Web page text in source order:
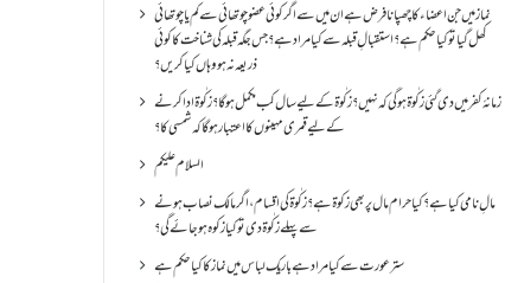
نماز میں جن اعضاء کا چھپانا فرض ہے ان میں سے اگر کوئی عضو چوتھائی سے کم یا چوتھائی
کھل گیا تو کیا حکم ہے؟استقبالِ قبلہ سے کیا مراد ہے؟جس جگہ قبلہ کی شناخت کا کوئی
ذریعہ نہ ہو وہاں کیا کریں؟
زمانۂ کفر میں دی گئی زکٰوۃ ہو گی کہ نہیں؟زکٰوۃ کے لیے سال کب مکمل ہو گا؟زکٰوۃ ادا کرنے
کے لیے قمری مہینوں کا اعتبار ہو گا کہ شمسی کا؟
السلام علیکم
مالِ نامی کیا ہے؟ کیا حرام مال پر بھی زکوۃ ہے؟ زکٰوۃ کی اقسام ،اگر مالک نصاب ہونے
سے پہلے زکٰوۃ دی تو کیا زکوه ہو جائےگی؟
ستر عورت سے کیا مراد ہے باریک لباس میں نماز کا کیا حکم ہے